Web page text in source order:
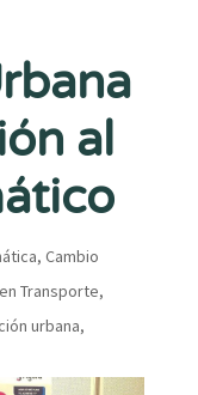
al
, Cambio
Transporte,
urbana,